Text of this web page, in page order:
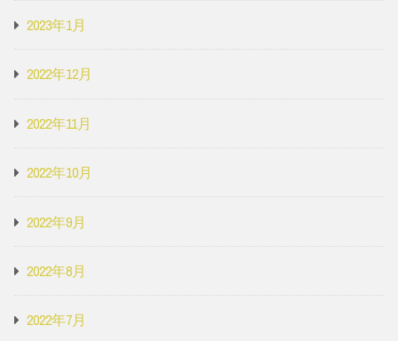
2023年1月
2022年12月
2022年11月
2022年10月
2022年9月
2022年8月
2022年7月